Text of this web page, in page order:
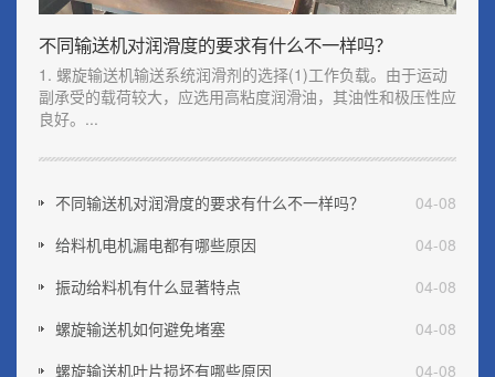
不同输送机对润滑度的要求有什么不一样吗？
1. 螺旋输送机输送系统润滑剂的选择(1)工作负载。由于运动
副承受的载荷较大，应选用高粘度润滑油，其油性和极压性应
良好。...
不同输送机对润滑度的要求有什么不一样吗？
04-08
给料机电机漏电都有哪些原因
04-08
振动给料机有什么显著特点
04-08
螺旋输送机如何避免堵塞
04-08
螺旋输送机叶片损坏有哪些原因
04-08